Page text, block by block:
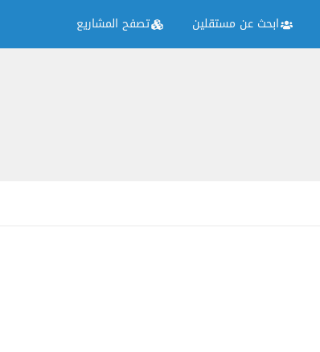
ابحث عن مستقلين تصفح المشاريع